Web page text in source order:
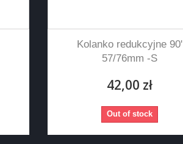
Kolanko redukcyjne 90'
57/76mm -S
42,00 zł
Out of stock